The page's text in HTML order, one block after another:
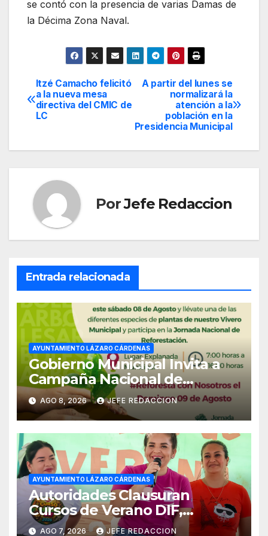
se contó con la presencia de varias Damas de
la Décima Zona Naval.
Navegación
de
A partir del lunes se
normalizará la
atención a la
población en la
Presidencia Municipal
Itzé Camacho felicitó
a la nueva mesa
directiva del CMIC de
LC
PorJefe Redaccion
Entrada relacionada
AYUNTAMIENTO LÁZARO CÁRDENAS
Gobierno Municipal Invita a
Campaña Nacional de
Reforestación
AGO 8, 2026 JEFE REDACCION
AYUNTAMIENTO LÁZARO CÁRDENAS
Autoridades Clausuran
Cursos de Verano DIF,
Seguridad Pública y Casa de
AGO 7, 2026 JEFE REDACCION